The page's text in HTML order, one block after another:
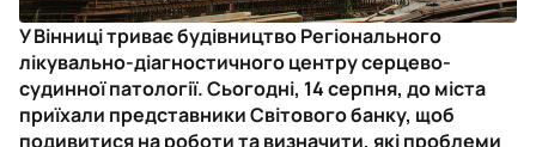
У Вінниці триває будівництво Регіонального
лікувально-діагностичного центру серцево-
судинної патології. Сьогодні, 14 серпня, до міста
приїхали представники Світового банку, щоб
подивитися на роботи та визначити, які проблеми